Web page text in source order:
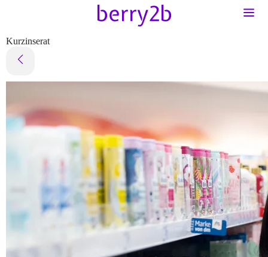
Kurzinserat